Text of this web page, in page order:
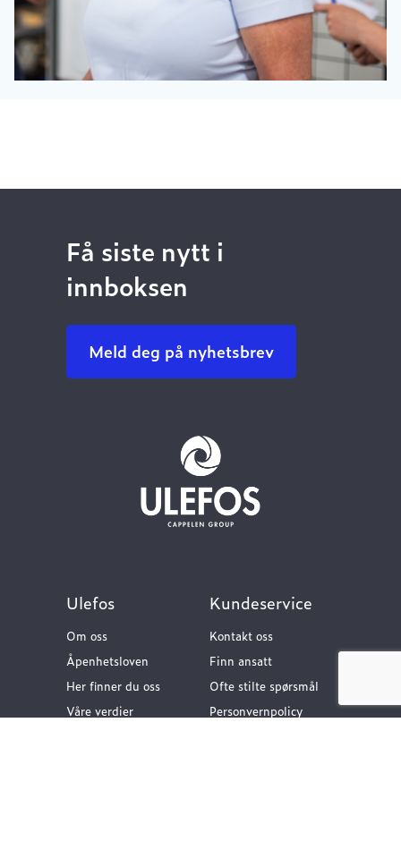
Få siste nytt i
innboksen
Meld deg på nyhetsbrev
Ulefos
Om oss
Åpenhetsloven
Her finner du oss
Våre verdier
Kundeservice
Kontakt oss
Finn ansatt
Ofte stilte spørsmål
Personvernpolicy